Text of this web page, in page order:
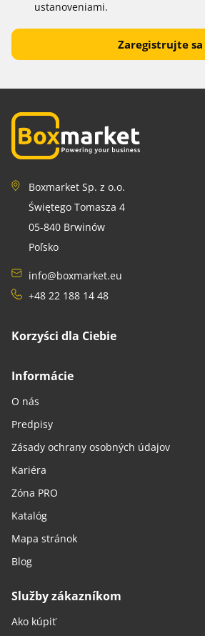
ustanoveniami.
Boxmarket Sp. z o.o.
Świętego Tomasza 4
05-840 Brwinów
Poľsko
info@boxmarket.eu
+48 22 188 14 48
Korzyści dla Ciebie
Informácie
O nás
Predpisy
Zásady ochrany osobných údajov
Kariéra
Zóna PRO
Katalóg
Mapa stránok
Blog
Služby zákazníkom
Ako kúpiť